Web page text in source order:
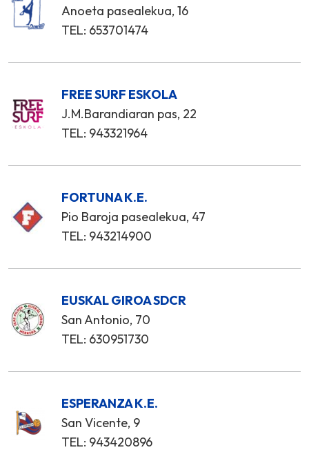
Anoeta pasealekua, 16
TEL: 653701474
FREE SURF ESKOLA
J.M.Barandiaran pas, 22
TEL: 943321964
FORTUNA K.E.
Pio Baroja pasealekua, 47
TEL: 943214900
EUSKAL GIROA SDCR
San Antonio, 70
TEL: 630951730
ESPERANZA K.E.
San Vicente, 9
TEL: 943420896